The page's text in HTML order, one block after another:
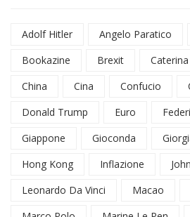
Adolf Hitler Angelo Paratico
Bookazine
Brexit Caterina
China
Cina Confucio
Donald Trump
Euro
Giappone
Gioconda
Hong Kong
Inflazione
Leonardo Da Vinci
Macao